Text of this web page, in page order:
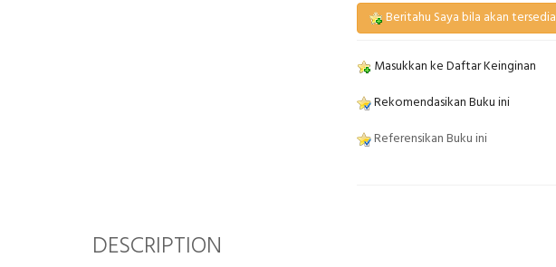
Beritahu Saya bila akan tersedia
Masukkan ke Daftar Keinginan
Rekomendasikan Buku ini
Referensikan Buku ini
DESCRIPTION